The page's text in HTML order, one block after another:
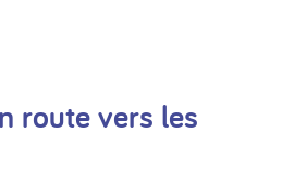
route vers les